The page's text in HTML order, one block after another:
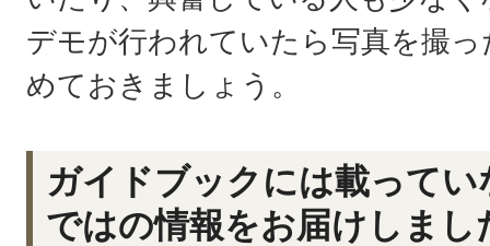
デモが行われていたら写真を撮
めておきましょう。
ガイドブックには載って
ではの情報をお届けしまし